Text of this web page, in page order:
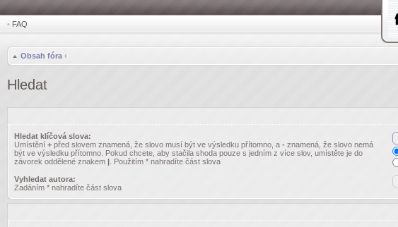
• FAQ
Obsah fóra ‹
Hledat
Hledat klíčová slova:
Umístění + před slovem znamená, že slovo musí být ve výsledku přítomno, a - znamená, že slovo nemá
být ve výsledku přítomno. Pokud chcete, aby stačila shoda pouze s jedním z více slov, umístěte je do
závorek oddělené znakem | . Použitím * nahradíte část slova
Vyhledat autora:
Zadáním * nahradíte část slova